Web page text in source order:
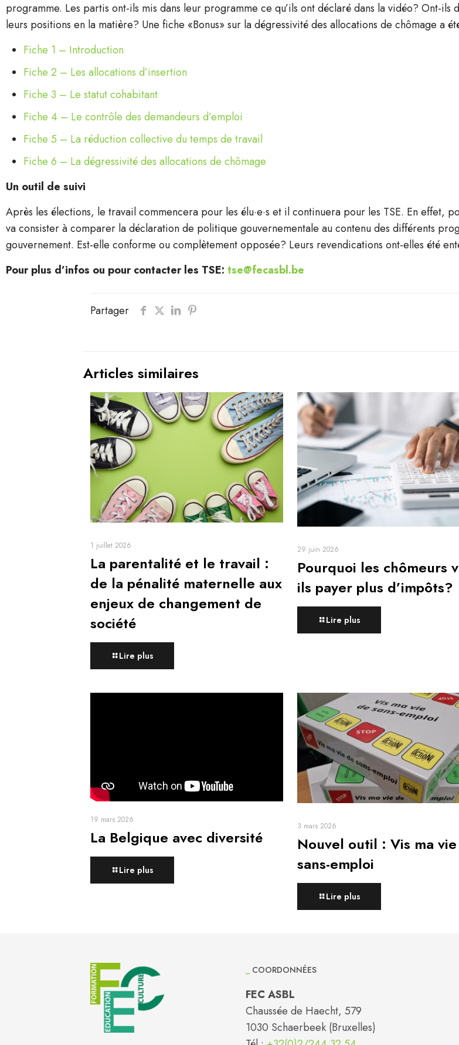
programme. Les partis ont-ils mis dans leur programme ce qu’ils ont déclaré dans la vidéo? Ont-
leurs positions en la matière? Une fiche «Bonus» sur la dégressivité des allocations de chômage a
Fiche 1 – Introduction
Fiche 2 – Les allocations d’insertion
Fiche 3 – Le statut cohabitant
Fiche 4 – Le contrôle des demandeurs d’emploi
Fiche 5 – La réduction collective du temps de travail
Fiche 6 – La dégressivité des allocations de chômage
Un outil de suivi
Après les élections, le travail commencera pour les élu·e·s et il continuera pour les TSE. En effet,
va consister à comparer la déclaration de politique gouvernementale au contenu des différents
gouvernement. Est-elle conforme ou complètement opposée? Leurs revendications ont-elles été
Pour plus d’infos ou pour contacter les TSE: tse@fecasbl.be
Partager
Articles similaires
1 juillet 2026
La parentalité et le travail :
de la pénalité maternelle aux
enjeux de changement de
société
Lire plus
29 juin 2026
Pourquoi les chômeurs
ils payer plus d’impôts?
Lire plus
19 mars 2026
La Belgique avec diversité
Lire plus
3 mars 2026
Nouvel outil : Vis ma
sans-emploi
Lire plus
COORDONNÉES
FEC ASBL
Chaussée de Haecht, 579
1030 Schaerbeek (Bruxelles)